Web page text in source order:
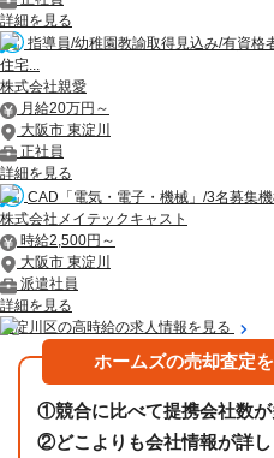
詳細を見る
指導員/幼稚園教諭取得見込み/有資格
住宅...
株式会社親愛
月給20万円～
大阪市 東淀川
正社員
詳細を見る
CAD「電気・電子・機械」/3名募集
株式会社メイテックキャスト
時給2,500円～
大阪市 東淀川
派遣社員
詳細を見る
東淀川区の高時給の求人情報を見る
ホームズの売却査定
①競合に比べて提携会社数
②どこよりも会社情報が詳